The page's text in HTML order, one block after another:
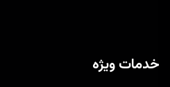
خدمات ویژه